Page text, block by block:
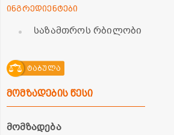
ინგრედიენტები
საზამთროს რბილობი
ტაბულა
მომზადების წესი
მომზადება